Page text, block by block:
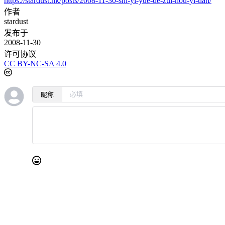
作者
stardust
发布于
2008-11-30
许可协议
CC BY-NC-SA 4.0
昵称